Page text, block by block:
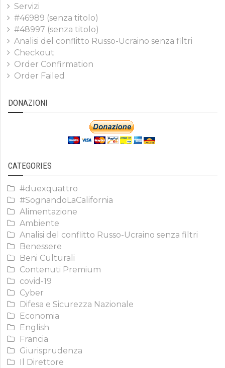
Servizi
#46989 (senza titolo)
#48997 (senza titolo)
Analisi del conflitto Russo-Ucraino senza filtri
Checkout
Order Confirmation
Order Failed
DONAZIONI
CATEGORIES
#duexquattro
#SognandoLaCalifornia
Alimentazione
Ambiente
Analisi del conflitto Russo-Ucraino senza filtri
Benessere
Beni Culturali
Contenuti Premium
covid-19
Cyber
Difesa e Sicurezza Nazionale
Economia
English
Francia
Giurisprudenza
Il Direttore